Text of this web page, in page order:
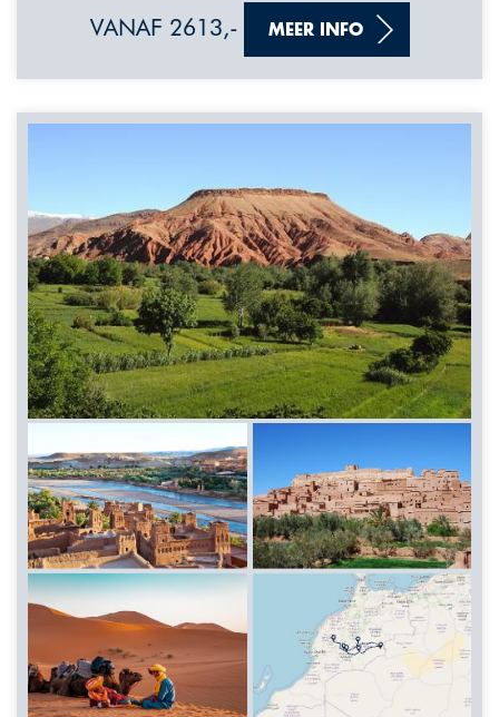
VANAF 2613,- MEER INFO